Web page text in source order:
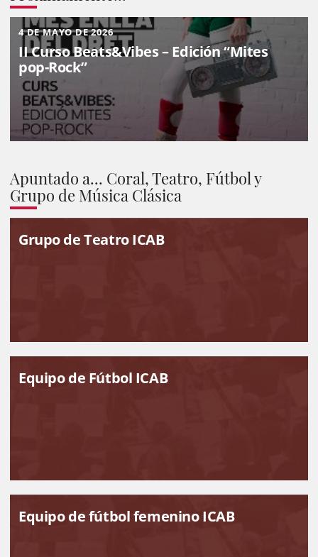
4 DE MAYO DE 2026
II Curso Beats&Vibes – Edición “Mites
pop-Rock”
Apuntado a... Coral, Teatro, Fútbol y
Grupo de Música Clásica
Grupo de Teatro ICAB
Equipo de Fútbol ICAB
Equipo de fútbol femenino ICAB